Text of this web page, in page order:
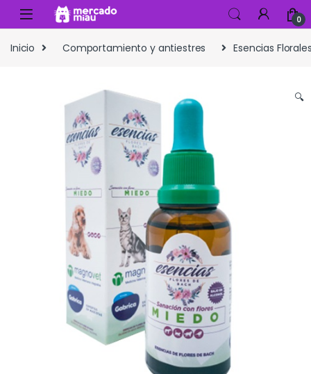
Skip to navigation
Skip to content
0
Inicio Comportamiento y antiestres Esencias
🔍